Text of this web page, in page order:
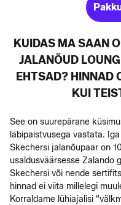
KUIDAS MA SAAN
JALANÕUD
EHTSAD? HINNAD
KUI
See on suurepärane
läbipaistvusega vastata.
Skechersi jalanõupaar on
usaldusväärsesse Zalando
Skechersi või nende
hinnad ei viita millelegi
Korraldame lühiajalisi